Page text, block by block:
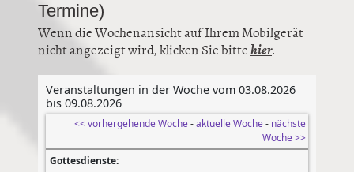
Termine)
Wenn die Wochenansicht auf Ihrem Mobilgerät
nicht angezeigt wird, klicken Sie bittehier.